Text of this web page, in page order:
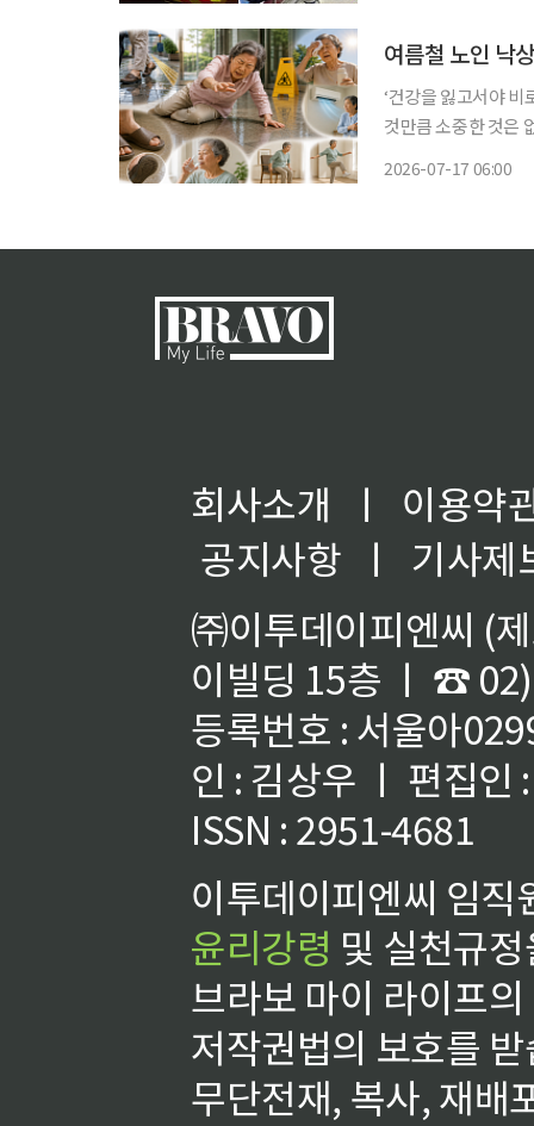
여름철 노인 낙
‘건강을 잃고서야
것만큼 소중한 것은
2026-07-17 06:00
회사소개 ㅣ
이용약
공지사항
ㅣ
기사제
㈜이투데이피엔씨 (
이빌딩 15층 ㅣ ☎
등록번호 : 서울아
인 : 김상우 ㅣ 편집인
ISSN : 2951-4681
이투데이피엔씨 임
윤리강령 및 실천규
브라보 마이 라이프
저작권법의 보호를
무단전재, 복사, 재배